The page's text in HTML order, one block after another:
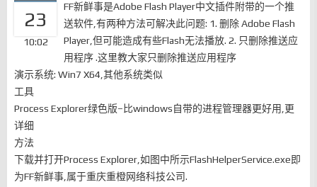
23
10:02
FF新鲜事是Adobe Flash Player中文插件附带的一个推
送软件,有两种方法可解决此问题: 1. 删除 Adobe Flash
Player,但可能造成有些Flash无法播放. 2. 只删除推送应
用程序 .这里教大家只删除推送应用程序
演示系统: Win7 X64,其他系统类似
工具
Process Explorer绿色版–比windows自带的进程管理器更好用,更
详细
方法
下载并打开Process Explorer,如图中所示FlashHelperService.exe即
为FF新鲜事,属于重庆重橙网络科技公司.